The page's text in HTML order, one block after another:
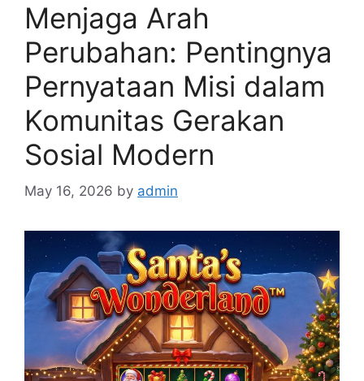
Menjaga Arah
Perubahan: Pentingnya
Pernyataan Misi dalam
Komunitas Gerakan
Sosial Modern
May 16, 2026 by admin